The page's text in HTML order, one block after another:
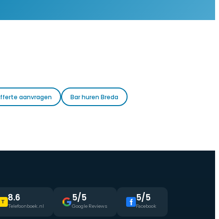
aanvragen Bar huren Breda
T 8.6
Telefoonboek.nl
5/5
Google Reviews
5/5
Facebook